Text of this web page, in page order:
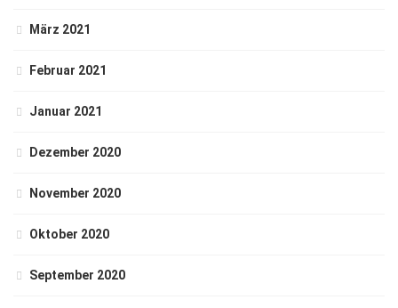
März 2021
Februar 2021
Januar 2021
Dezember 2020
November 2020
Oktober 2020
September 2020